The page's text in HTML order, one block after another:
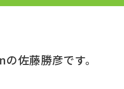
佐藤勝彦です。